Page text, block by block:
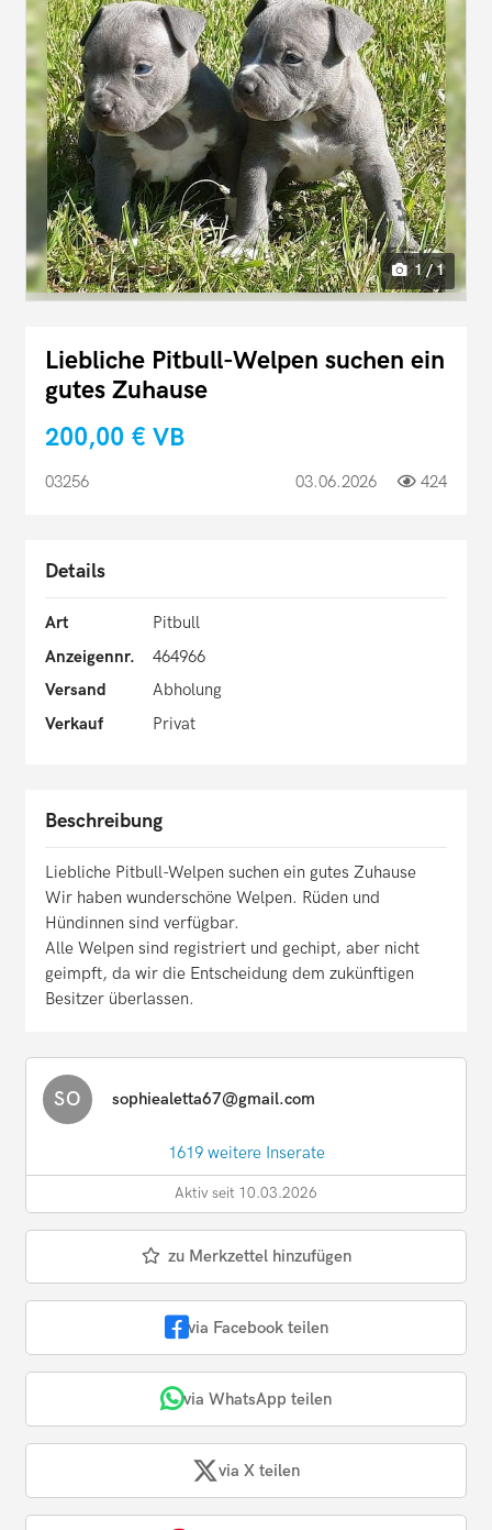
1 / 1
Liebliche Pitbull-Welpen suchen ein
gutes Zuhause
200,00 € VB
03256 03.06.2026 424
Details
Art
Pitbull
Anzeigennr.
464966
Versand
Abholung
Verkauf
Privat
Beschreibung
Liebliche Pitbull-Welpen suchen ein gutes Zuhause
Wir haben wunderschöne Welpen. Rüden und
Hündinnen sind verfügbar.
Alle Welpen sind registriert und gechipt, aber nicht
geimpft, da wir die Entscheidung dem zukünftigen
Besitzer überlassen.
SO sophiealetta67@gmail.com
1619 weitere Inserate
Aktiv seit 10.03.2026
zu Merkzettel hinzufügen
via Facebook teilen
via WhatsApp teilen
via X teilen